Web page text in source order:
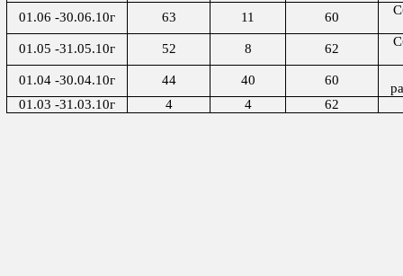
01.06 -30.06.10г 63 11 60
01.05 -31.05.10г 52 8 62
01.04 -30.04.10г 44 40 60
01.03 -31.03.10г
4 4 62